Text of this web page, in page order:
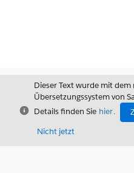
Schließen
Dieser Text wurde mit dem
Übersetzungssystem von
Details finden Sie hier.
Nicht jetzt